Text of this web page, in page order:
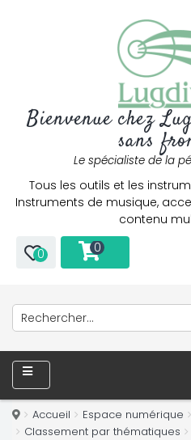
Bienvenue chez
sans
Le spécialiste de la
Tous les outils et les
Instruments de musique,
contenu
0 0
Accueil Espace numérique
Classement par thématiques